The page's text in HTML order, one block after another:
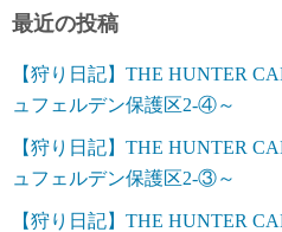
最近の投稿
【狩り日記】THE HUNTER
ュフェルデン保護区2-④～
【狩り日記】THE HUNTER
ュフェルデン保護区2-③～
【狩り日記】THE HUNTER